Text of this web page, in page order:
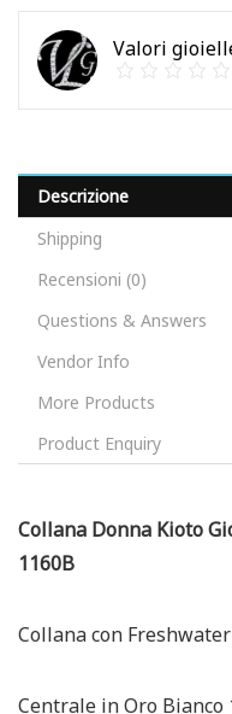
Valori
Descrizione
Shipping
Recensioni (0)
Questions & Answers
Vendor Info
More Products
Product Enquiry
Collana Donna Kioto
1160B
Collana con
Centrale in Oro Bianco